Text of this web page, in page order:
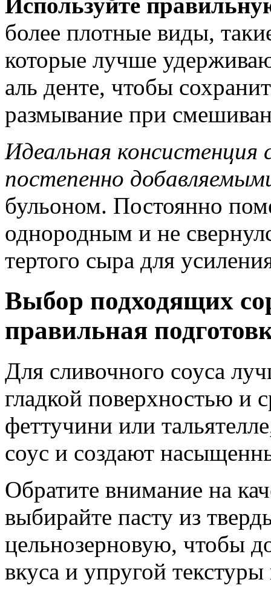
более плотные виды,
которые лучше
аль денте, чтобы
размывание при
Идеальная консистенция
постепенно
бульоном. Постоянно
однородным и не
тертого сыра для
Выбор подходящих
правильная
Для сливочного соуса
гладкой поверхностью и
феттучини или
соус и создают
Обратите внимание на
выбирайте пасту из
цельнозерновую, чтобы
вкуса и упругой